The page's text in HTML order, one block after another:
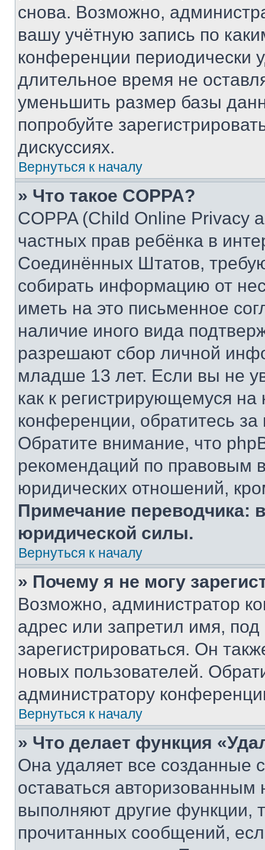
снова. Возможно,
вашу учётную запись по
конференции периодически
длительное время не
уменьшить размер базы
попробуйте
дискуссиях.
Вернуться к началу
» Что такое COPPA?
COPPA (Child Online Privacy
частных прав ребёнка в
Соединённых Штатов,
собирать информацию от
иметь на это письменное
наличие иного вида
разрешают сбор личной
младше 13 лет. Если вы не
как к регистрирующемуся
конференции, обратитесь
Обратите внимание, что
рекомендаций по правовым
юридических отношений,
Примечание переводчика:
юридической силы.
Вернуться к началу
» Почему я не могу
Возможно, администратор
адрес или запретил имя,
зарегистрироваться. Он
новых пользователей.
администратору
Вернуться к началу
» Что делает функция
Она удаляет все созданные
оставаться
выполняют другие функции,
прочитанных сообщений,